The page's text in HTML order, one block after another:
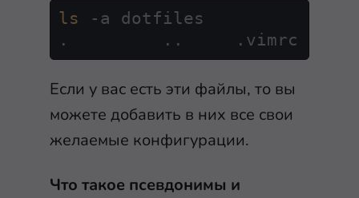
ls -a dotfiles
.         ..     .vimrc
Если у вас есть эти файлы, то вы
можете добавить в них все свои
желаемые конфигурации.
Что такое псевдонимы и